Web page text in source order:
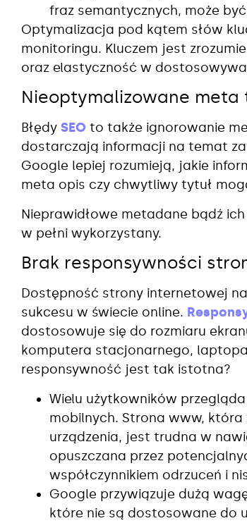
fraz semantycznych, może
Optymalizacja pod kątem słów
monitoringu. Kluczem jest
oraz elastyczność w
Nieoptymalizowane meta
Błędy SEO to także ignorowanie
dostarczają informacji na temat
Google lepiej rozumieją, jakie
meta opis czy chwytliwy tytuł
Nieprawidłowe metadane bądź
w pełni wykorzystany.
Brak responsywności
Dostępność strony internetowej
sukcesu w świecie online.
dostosowuje się do rozmiaru
komputera stacjonarnego,
responsywność jest tak istotna?
Wielu użytkowników
mobilnych. Strona www,
urządzenia, jest trudna w
opuszczana przez
współczynnikiem odrzuceń i
Google przywiązuje dużą
które nie są dostosowane do